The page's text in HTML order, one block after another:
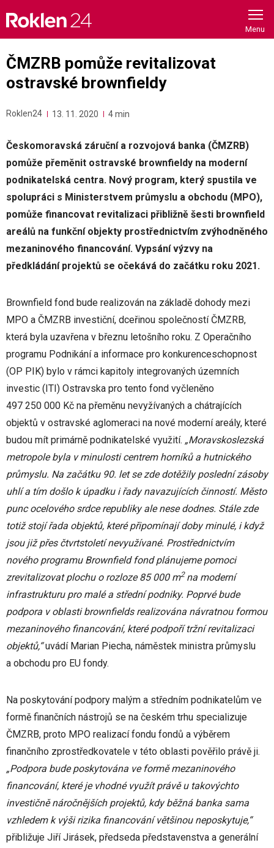
content
ČMZRB pomůže revitalizovat
ostravské brownfieldy
Roklen24 13. 11. 2020 4 min
Českomoravská záruční a rozvojová banka (ČMZRB)
pomůže přeměnit ostravské brownfieldy na moderní
podnikatelská centra. Nový program, který spustila ve
spolupráci s Ministerstvem průmyslu a obchodu (MPO),
pomůže financovat revitalizaci přibližně šesti brownfield
areálů na funkční objekty prostřednictvím zvýhodněného
mezaninového financování. Vypsání výzvy na
předkládání projektů se očekává do začátku roku 2021.
Brownfield fond bude realizován na základě dohody mezi
MPO a ČMZRB investiční, dceřinou společností ČMZRB,
která byla uzavřena v březnu letošního roku. Z Operačního
programu Podnikání a informace pro konkurenceschopnost
(OP PIK) bylo v rámci kapitoly integrovaných územních
investic (ITI) Ostravska pro tento fond vyčleněno
497 250 000 Kč na přeměnu nevyžívaných a chátrajících
objektů v ostravské aglomeraci na nové moderní areály, které
budou mít primárně podnikatelské využití. „Moravskoslezská
metropole byla v minulosti centrem horníků a hutnického
průmyslu. Na začátku 90. let se zde dotěžily poslední zásoby
uhlí a tím došlo k úpadku i řady navazujících činností. Město
punc ocelového srdce republiky ale nese dodnes. Stále zde
totiž stojí řada objektů, které připomínají doby minulé, i když
jsou již přes čtvrtstoletí nevyužívané. Prostřednictvím
nového programu Brownfield fond plánujeme pomoci
zrevitalizovat plochu o rozloze 85 000 m2 na moderní
infrastrukturu pro malé a střední podniky. Poprvé bude
podpora v oblasti brownfields realizována návratnou formou
mezaninového financování, které podpoří tržní revitalizaci
objektů,“uvádí Marian Piecha, náměstek ministra průmyslu
a obchodu pro EU fondy.
Na poskytování podpory malým a středním podnikatelům ve
formě finančních nástrojů se na českém trhu specializuje
ČMZRB, proto MPO realizací fondu fondů a výběrem
finančního zprostředkovatele v této oblasti pověřilo právě ji.
„Podpora bude poskytována ve formě mezaninového
financování, které je vhodné využít právě u takovýchto
investičně náročnějších projektů, kdy běžná banka sama
vzhledem k výši rizika financování většinou neposkytuje,“
přibližuje Jiří Jirásek, předseda představenstva a generální